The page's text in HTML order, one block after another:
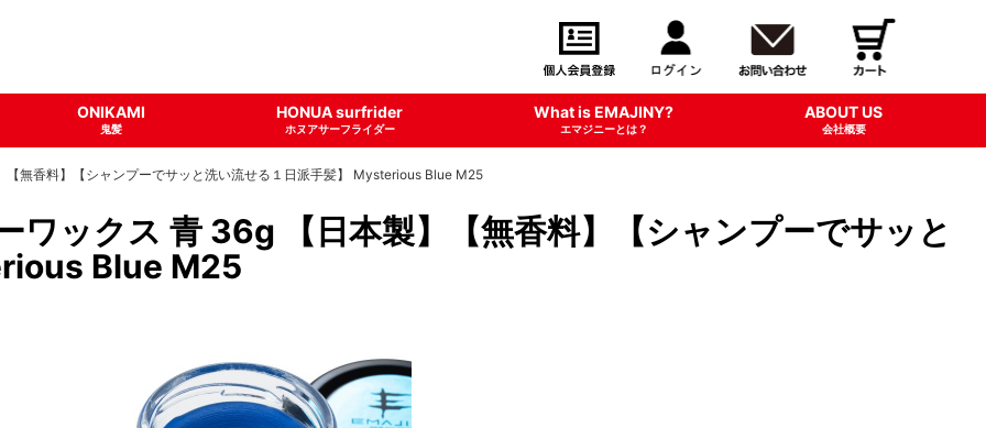
ONIKAMI
鬼髪
HONUA surfrider
ホヌアサーフライダー
What is EMAJINY?
エマジニーとは？
ABOUT US
会社概要
無香料】【シャンプーでサッと洗い流せる１日派手髪】 Mysterious Blue M25
ワックス 青 36g 【日本製】【無香料】【シャンプーでサッと
Blue M25